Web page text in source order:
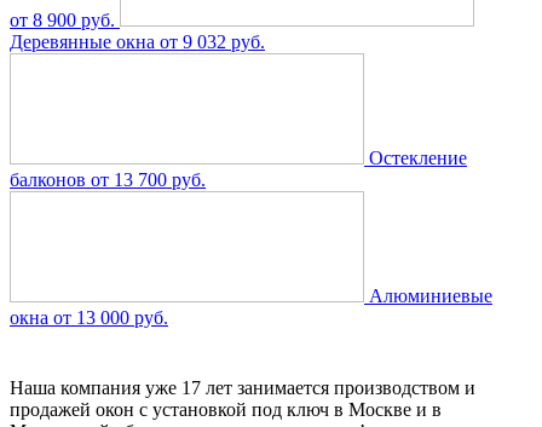
от 8 900 руб.
Деревянные окна от 9 032 руб.
Остекление
балконов от 13 700 руб.
Алюминиевые
окна от 13 000 руб.
Наша компания уже 17 лет занимается производством и
продажей окон с установкой под ключ в Москве и в